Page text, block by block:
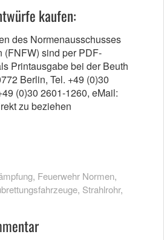
kaufen:
des Normenausschusses
(FNFW) sind per PDF-
Printausgabe bei der Beuth
Berlin, Tel. +49 (0)30
(0)30 2601-1260, eMail:
zu beziehen
, Feuerwehr Normen,
, Strahlrohr,